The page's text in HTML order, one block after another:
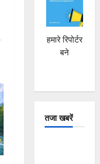
हमारे रिपोर्टर
बने
तजा खबरें